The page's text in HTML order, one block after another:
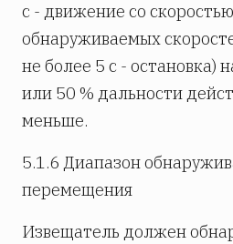
с - движение со
обнаруживаемых
не более 5 с - остановка)
или 50 % дальности
меньше.
5.1.6 Диапазон
перемещения
Извещатель должен